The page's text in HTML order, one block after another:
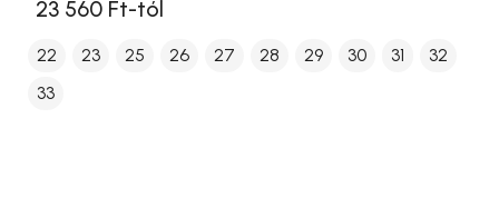
23 560 Ft-tól
22 23 25 26 27 28 29 30 31
32
33